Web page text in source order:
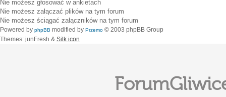
Nie możesz głosować w ankietach
Nie możesz załączać plików na tym forum
Nie możesz ściągać załączników na tym forum
Powered by phpBB modified by Przemo © 2003 phpBB Group
Themes: junFresh & Silk icon